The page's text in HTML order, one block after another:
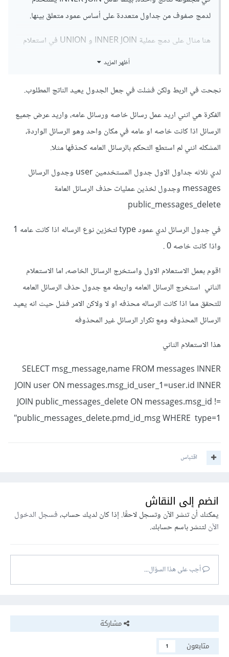
لدمج صفوف من جداول متعددة على أساس عمود متعلق بينها.
هنا مثال على دمج عملية INNER JOIN و UNION في استعلام
SELECT * FROM table1
ON table1.column = table2.column
SELECT * FROM table3
ON table3.column = table4.column;
الإطار الثاني من SELECT يؤدي عملية INNER JOIN
أظهر المزيد
نجحت في الربط ولكن فشلت في جعل الجدول يعيد الناتج المطلوب.
الفكرة هي انني اريد عمل رسائل خاصه ورسائل عامه، واريد عرض جميع
الرسائل اذا كانت خاصه او عامه في مكان واحد وهو الرسائل الواردة،
المشكله انني لم استطع التحكم بالرسائل العامه كحذفها مثلا.
لدي ثلاثه جداول الاول جدول المستخدمين user وجدول الرسائل
messages وجدول لخذين عمليات حذف الرسائل العامة
public_messages_delete
في جدول الرسائل لدي عمود type لتخزين نوع الرساله اذا كانت عامه 1
واذا كانت خاصه 0 .
اقوم بعمل الاستعلام الاول واستخرج الرسائل الخاصه، اما الاستعلام
الثاني استخرج الرسائل العامه واربطه مع جدول حذف الرسائل العامه
للتحقق مما اذا كانت الرساله محذفه او لا ولاكن الامر فشل حيث انه يعيد
الرسائل المحذوفه ومع تكرار الرسائل غير المحذوفه
هذا الاستعلام الثاني
SELECT msg_message,name FROM messages INNER
JOIN user ON messages.msg_id_user_1=user.id INNER
JOIN public_messages_delete ON messages.msg_id !=
public_messages_delete.pmd_id_msg WHERE type=1"
اقتباس
انضم إلى النقاش
يمكنك أن تنشر الآن وتسجل لاحقًا. إذا كان لديك حساب،فسجل الدخول
الآنلتنشر باسم حسابك.
أجب على هذا السؤال...
مشاركة
متابعون
1